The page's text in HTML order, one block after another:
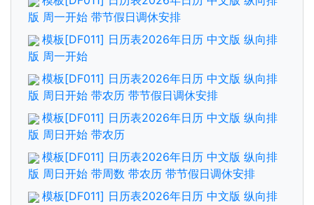
版 周一开始 带节假日调休安排
模板[DF011] 日历表2026年日历 中文版 纵向排
版 周一开始
模板[DF011] 日历表2026年日历 中文版 纵向排
版 周日开始 带农历 带节假日调休安排
模板[DF011] 日历表2026年日历 中文版 纵向排
版 周日开始 带农历
模板[DF011] 日历表2026年日历 中文版 纵向排
版 周日开始 带周数 带农历 带节假日调休安排
模板[DF011] 日历表2026年日历 中文版 纵向排